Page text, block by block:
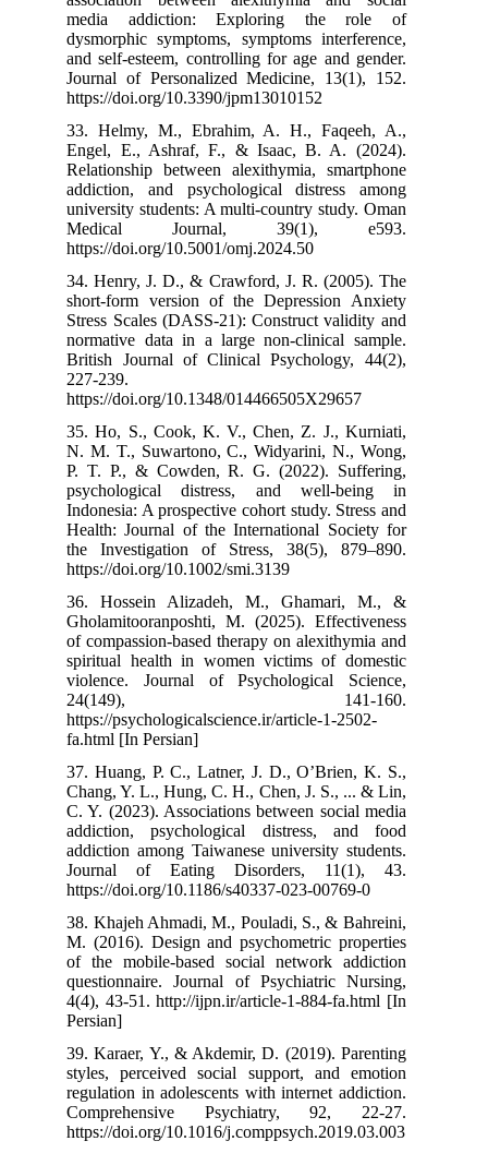
media
dysmorphic
and self-
Journal of
33. Helmy,
Engel, E.,
Relationship
addiction,
university
Medical
34. Henry, J.
short‐form
Stress Scales
normative
British
35. Ho, S.,
N. M. T.,
P. T. P., &
Indonesia: A
Health:
the
36. Hossein
of
spiritual
violence.
37. Huang, P.
Chang, Y. L.,
C. Y. (2023).
addiction,
addiction
Journal of
38. Khajeh
M. (2016).
of the mobile-
4(4), 43-51.
39. Karaer, Y.,
styles,
regulation in
https://doi.org/